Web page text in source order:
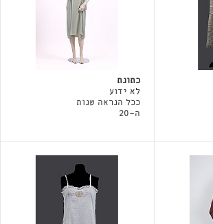
כתונת
לא ידוע
ככל הנראה שנות
ה-20